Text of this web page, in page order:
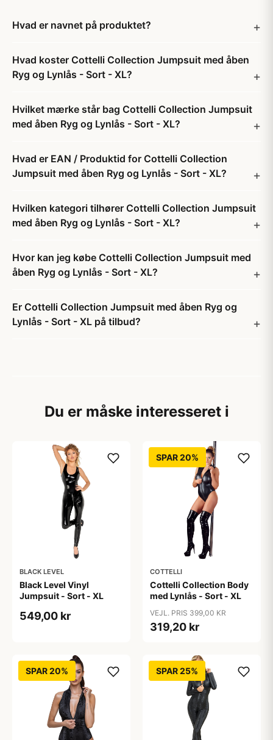
Hvad er navnet på produktet?
Hvad koster Cottelli Collection Jumpsuit med åben
Ryg og Lynlås - Sort - XL?
Hvilket mærke står bag Cottelli Collection Jumpsuit
med åben Ryg og Lynlås - Sort - XL?
Hvad er EAN / Produktid for Cottelli Collection
Jumpsuit med åben Ryg og Lynlås - Sort - XL?
Hvilken kategori tilhører Cottelli Collection Jumpsuit
med åben Ryg og Lynlås - Sort - XL?
Hvor kan jeg købe Cottelli Collection Jumpsuit med
åben Ryg og Lynlås - Sort - XL?
Er Cottelli Collection Jumpsuit med åben Ryg og
Lynlås - Sort - XL på tilbud?
Du er måske interesseret i
BLACK LEVEL
Black Level Vinyl
Jumpsuit - Sort - XL
549,00 kr
SPAR 20%
COTTELLI
Cottelli Collection Body
med Lynlås - Sort - XL
VEJL. PRIS 399,00 KR
319,20 kr
SPAR 20% SPAR 25%